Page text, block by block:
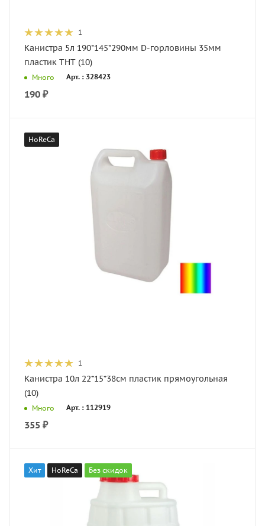
1
Канистра 5л 190*145*290мм D-горловины 35мм
пластик ТНТ (10)
Много Арт. : 328423
190 ₽
HoReCa
1
Канистра 10л 22*15*38см пластик прямоугольная
(10)
Много Арт. : 112919
355 ₽
Хит HoReCa Без скидок